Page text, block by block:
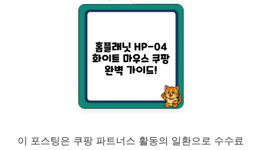
이 포스팅은 쿠팡 파트너스 활동의 일환으로 수수료